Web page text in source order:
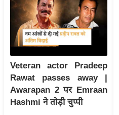
क्षा
B
e
a
k
i
n
Veteran actor Pradeep
Rawat passes away |
Awarapan 2 पर Emraan
Hashmi ने तोड़ी चुप्पी